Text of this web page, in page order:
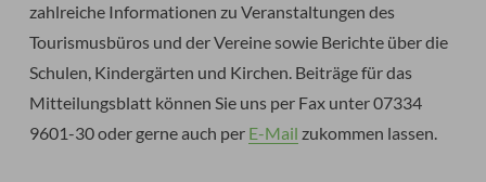
zahlreiche Informationen zu Veranstaltungen des
Tourismusbüros und der Vereine sowie Berichte über die
Schulen, Kindergärten und Kirchen. Beiträge für das
Mitteilungsblatt können Sie uns per Fax unter 07334
9601-30 oder gerne auch per E-Mail zukommen lassen.